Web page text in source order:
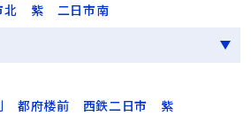
北 紫
二日市南
都府楼前 西鉄二日市
紫